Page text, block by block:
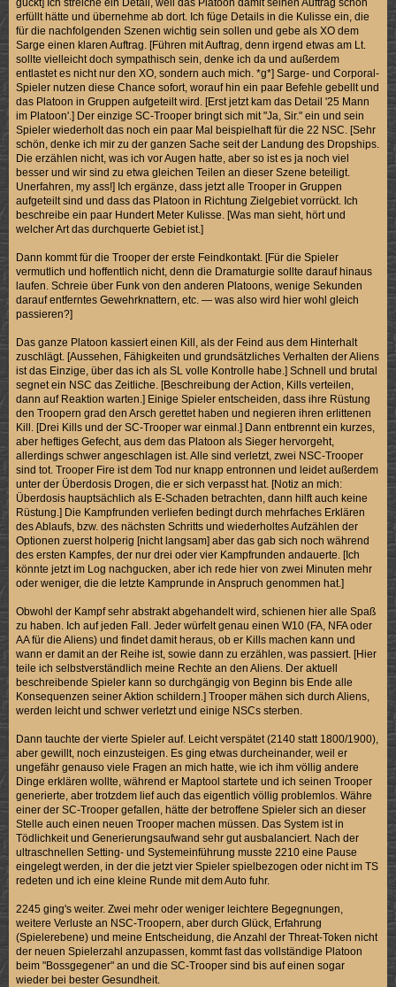
guckt] Ich streiche ein Detail, weil das Platoon damit seinen Auftrag schon
erfüllt hätte und übernehme ab dort. Ich füge Details in die Kulisse ein, die
für die nachfolgenden Szenen wichtig sein sollen und gebe als XO dem
Sarge einen klaren Auftrag. [Führen mit Auftrag, denn irgend etwas am Lt.
sollte vielleicht doch sympathisch sein, denke ich da und außerdem
entlastet es nicht nur den XO, sondern auch mich. *g*] Sarge- und Corporal-
Spieler nutzen diese Chance sofort, worauf hin ein paar Befehle gebellt und
das Platoon in Gruppen aufgeteilt wird. [Erst jetzt kam das Detail '25 Mann
im Platoon'.] Der einzige SC-Trooper bringt sich mit "Ja, Sir." ein und sein
Spieler wiederholt das noch ein paar Mal beispielhaft für die 22 NSC. [Sehr
schön, denke ich mir zu der ganzen Sache seit der Landung des Dropships.
Die erzählen nicht, was ich vor Augen hatte, aber so ist es ja noch viel
besser und wir sind zu etwa gleichen Teilen an dieser Szene beteiligt.
Unerfahren, my ass!] Ich ergänze, dass jetzt alle Trooper in Gruppen
aufgeteilt sind und dass das Platoon in Richtung Zielgebiet vorrückt. Ich
beschreibe ein paar Hundert Meter Kulisse. [Was man sieht, hört und
welcher Art das durchquerte Gebiet ist.]
Dann kommt für die Trooper der erste Feindkontakt. [Für die Spieler
vermutlich und hoffentlich nicht, denn die Dramaturgie sollte darauf hinaus
laufen. Schreie über Funk von den anderen Platoons, wenige Sekunden
darauf entferntes Gewehrknattern, etc. — was also wird hier wohl gleich
passieren?]
Das ganze Platoon kassiert einen Kill, als der Feind aus dem Hinterhalt
zuschlägt. [Aussehen, Fähigkeiten und grundsätzliches Verhalten der Aliens
ist das Einzige, über das ich als SL volle Kontrolle habe.] Schnell und brutal
segnet ein NSC das Zeitliche. [Beschreibung der Action, Kills verteilen,
dann auf Reaktion warten.] Einige Spieler entscheiden, dass ihre Rüstung
den Troopern grad den Arsch gerettet haben und negieren ihren erlittenen
Kill. [Drei Kills und der SC-Trooper war einmal.] Dann entbrennt ein kurzes,
aber heftiges Gefecht, aus dem das Platoon als Sieger hervorgeht,
allerdings schwer angeschlagen ist. Alle sind verletzt, zwei NSC-Trooper
sind tot. Trooper Fire ist dem Tod nur knapp entronnen und leidet außerdem
unter der Überdosis Drogen, die er sich verpasst hat. [Notiz an mich:
Überdosis hauptsächlich als E-Schaden betrachten, dann hilft auch keine
Rüstung.] Die Kampfrunden verliefen bedingt durch mehrfaches Erklären
des Ablaufs, bzw. des nächsten Schritts und wiederholtes Aufzählen der
Optionen zuerst holperig [nicht langsam] aber das gab sich noch während
des ersten Kampfes, der nur drei oder vier Kampfrunden andauerte. [Ich
könnte jetzt im Log nachgucken, aber ich rede hier von zwei Minuten mehr
oder weniger, die die letzte Kamprunde in Anspruch genommen hat.]
Obwohl der Kampf sehr abstrakt abgehandelt wird, schienen hier alle Spaß
zu haben. Ich auf jeden Fall. Jeder würfelt genau einen W10 (FA, NFA oder
AA für die Aliens) und findet damit heraus, ob er Kills machen kann und
wann er damit an der Reihe ist, sowie dann zu erzählen, was passiert. [Hier
teile ich selbstverständlich meine Rechte an den Aliens. Der aktuell
beschreibende Spieler kann so durchgängig von Beginn bis Ende alle
Konsequenzen seiner Aktion schildern.] Trooper mähen sich durch Aliens,
werden leicht und schwer verletzt und einige NSCs sterben.
Dann tauchte der vierte Spieler auf. Leicht verspätet (2140 statt 1800/1900),
aber gewillt, noch einzusteigen. Es ging etwas durcheinander, weil er
ungefähr genauso viele Fragen an mich hatte, wie ich ihm völlig andere
Dinge erklären wollte, während er Maptool startete und ich seinen Trooper
generierte, aber trotzdem lief auch das eigentlich völlig problemlos. Währe
einer der SC-Trooper gefallen, hätte der betroffene Spieler sich an dieser
Stelle auch einen neuen Trooper machen müssen. Das System ist in
Tödlichkeit und Generierungsaufwand sehr gut ausbalanciert. Nach der
ultraschnellen Setting- und Systemeinführung musste 2210 eine Pause
eingelegt werden, in der die jetzt vier Spieler spielbezogen oder nicht im TS
redeten und ich eine kleine Runde mit dem Auto fuhr.
2245 ging's weiter. Zwei mehr oder weniger leichtere Begegnungen,
weitere Verluste an NSC-Troopern, aber durch Glück, Erfahrung
(Spielerebene) und meine Entscheidung, die Anzahl der Threat-Token nicht
der neuen Spielerzahl anzupassen, kommt fast das vollständige Platoon
beim "Bossgegener" an und die SC-Trooper sind bis auf einen sogar
wieder bei bester Gesundheit.